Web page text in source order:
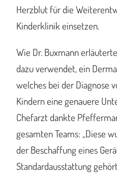
Herzblut für die
Kinderklinik einsetzen.
Wie Dr. Buxmann
dazu verwendet, ein
welches bei der Diagnose
Kindern eine genauere
Chefarzt dankte
gesamten Teams: „Diese
der Beschaffung eines
Standardausstattung